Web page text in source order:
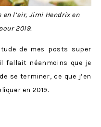
l’air, Jimi Hendrix en
2019.
de mes posts super
fallait néanmoins que je
se terminer, ce que j’en
en 2019.